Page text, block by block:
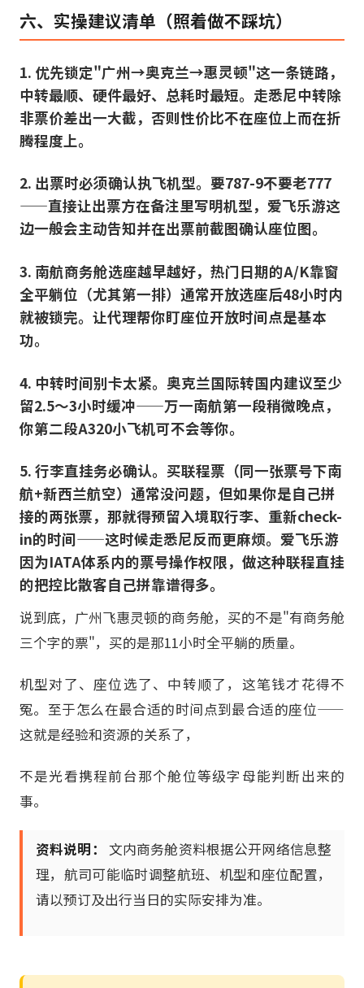
六、实操建议清单（照着做不踩坑）
1. 优先锁定"广州→奥克兰→惠灵顿"这一条链路，
中转最顺、硬件最好、总耗时最短。走悉尼中转除
非票价差出一大截，否则性价比不在座位上而在折
腾程度上。
2. 出票时必须确认执飞机型。要787-9不要老777
——直接让出票方在备注里写明机型，爱飞乐游这
边一般会主动告知并在出票前截图确认座位图。
3. 南航商务舱选座越早越好，热门日期的A/K靠窗
全平躺位（尤其第一排）通常开放选座后48小时内
就被锁完。让代理帮你盯座位开放时间点是基本
功。
4. 中转时间别卡太紧。奥克兰国际转国内建议至少
留2.5～3小时缓冲——万一南航第一段稍微晚点，
你第二段A320小飞机可不会等你。
5. 行李直挂务必确认。买联程票（同一张票号下南
航+新西兰航空）通常没问题，但如果你是自己拼
接的两张票，那就得预留入境取行李、重新check-
in的时间——这时候走悉尼反而更麻烦。爱飞乐游
因为IATA体系内的票号操作权限，做这种联程直挂
的把控比散客自己拼靠谱得多。
说到底，广州飞惠灵顿的商务舱，买的不是"有商务舱
三个字的票"，买的是那11小时全平躺的质量。
机型对了、座位选了、中转顺了，这笔钱才花得不
冤。至于怎么在最合适的时间点到最合适的座位——
这就是经验和资源的关系了，
不是光看携程前台那个舱位等级字母能判断出来的
事。
资料说明：
文内商务舱资料根据公开网络信息整
理，航司可能临时调整航班、机型和座位配置，
请以预订及出行当日的实际安排为准。